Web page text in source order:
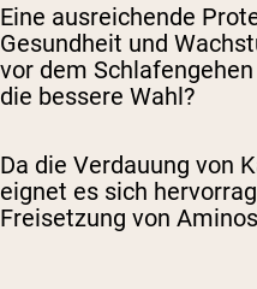
Eine ausreichende
Gesundheit und
vor dem
die bessere Wahl?
Da die Verdauung von
eignet es sich
Freisetzung von